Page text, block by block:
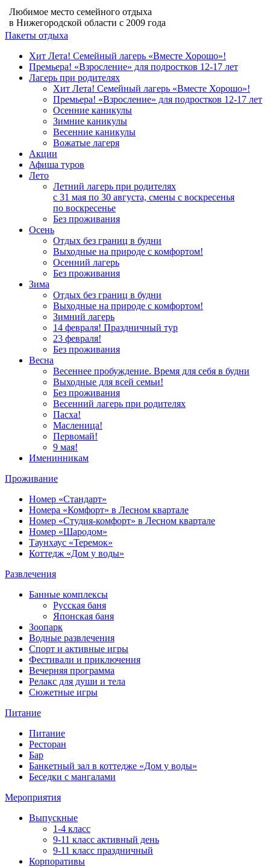
Любимое место семейного отдыха
в Нижегородской области с 2009 года
Пакеты отдыха
Хит Лета! Семейный лагерь «Вместе Хорошо»!
Премьера! «Взросление» для подростков 12‑17 лет
Лагерь при родителях
Хит Лета! Семейный лагерь «Вместе Хорошо»!
Премьера! «Взросление» для подростков 12‑17 лет
Осенние каникулы
Зимние каникулы
Весенние каникулы
Вожатые лагеря
Акции
Афиша туров
Лето
Летний лагерь при родителях
с 31 мая по 30 августа, смены с воскресенья
по воскресенье
Без проживания
Осень
Отдых без границ в будни
Выходные на природе с комфортом!
Осенний лагерь
Без проживания
Зима
Отдых без границ в будни
Выходные на природе с комфортом!
Зимний лагерь
14 февраля! Праздничный тур
23 февраля!
Без проживания
Весна
Весеннее пробуждение. Время для себя в будни
Выходные для всей семьи!
Без проживания
Весенний лагерь при родителях
Пасха!
Масленица!
Первомай!
9 мая!
Именинникам
Проживание
Номер «Стандарт»
Номера «Комфорт» в Лесном квартале
Номер «Студия‑комфорт» в Лесном квартале
Номер «Шародом»
Таунхаус «Теремок»
Коттедж «Дом у воды»
Развлечения
Банные комплексы
Русская баня
Японская баня
Зоопарк
Водные развлечения
Спорт и активные игры
Фестивали и приключения
Вечерняя программа
Релакс для души и тела
Сюжетные игры
Питание
Питание
Ресторан
Бар
Банкетный зал в коттедже «Дом у воды»
Беседки с мангалами
Мероприятия
Выпускные
1‑4 класс
9‑11 класс активный день
9‑11 класс праздничный
Корпоративы